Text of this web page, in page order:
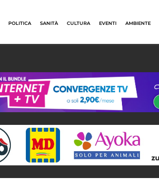
POLITICA SANITÀ CULTURA EVENTI AMBIENTE